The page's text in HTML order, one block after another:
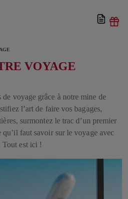
VOYAGE
voyage grâce à notre mine de
l’art de faire vos bagages,
surmontez le trac d’un premier
faut savoir sur le voyage avec
Tout est ici !